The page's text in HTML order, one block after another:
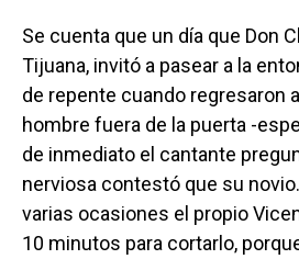
Se cuenta que un día que Don
Tijuana, invitó a pasear a la
de repente cuando regresaron
hombre fuera de la puerta -
de inmediato el cantante
nerviosa contestó que su
varias ocasiones el propio
10 minutos para cortarlo,